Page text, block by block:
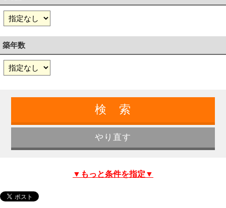
築年数
▼もっと条件を指定▼